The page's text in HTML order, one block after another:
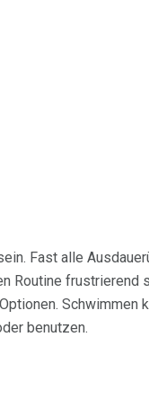
Fast alle
Routine frustrierend
Schwimmen
benutzen.